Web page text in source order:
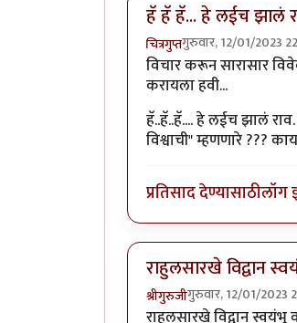
हॅ हॅ हॅ... हे लईच झालं
चित्रगुप्तगुरुवार, 12/01/2023
विचार करून सारासार
करायला हवी...
हॅ..हॅ..हॅ.... हे लईच झालं
विश्वाची" म्हणणारे ???
प्रतिसाद देण्यासाठीलॉग
राहुलसारखे विद्वान
श्रीगुरुजीगुरुवार, 12/01/2023
राहुलसारखे विद्वान